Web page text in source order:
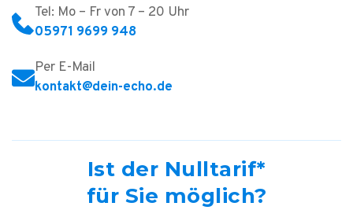
Ist der Nulltarif*
für Sie möglich?
Tel: Mo – Fr von 7 – 20 Uhr
05971 9699 948
Per E-Mail
kontakt@dein-echo.de